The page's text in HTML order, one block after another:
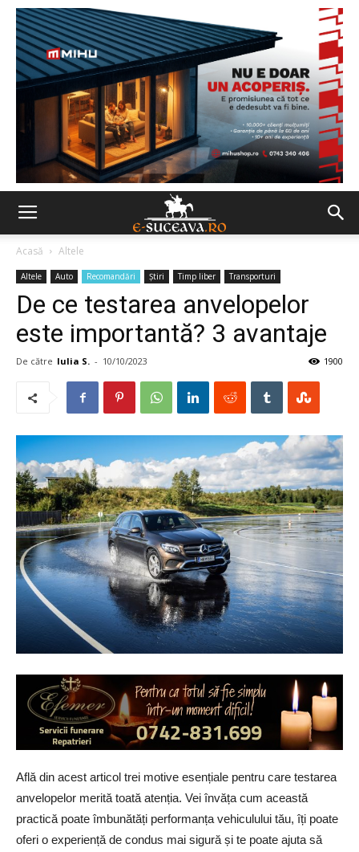
Acasă Altele
Altele Auto Recomandări Ştiri Timp liber Transporturi
De ce testarea anvelopelor
este importantă? 3 avantaje
De către Iulia S. - 10/10/2023 1900
Află din acest articol trei motive esențiale pentru care testarea
anvelopelor merită toată atenția. Vei învăța cum această
practică poate îmbunătăți performanța vehiculului tău, îți poate
oferi o experiență de condus mai sigură și te poate ajuta să